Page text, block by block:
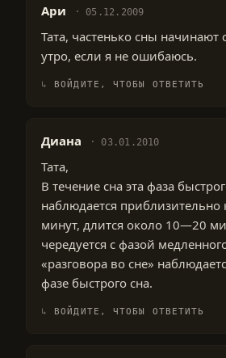
Ари 05.12.2009
Тата, частенько сны начинают
утро, если я не ошибаюсь.
ВОЙДИТЕ, ЧТОБЫ ОТВЕТИТЬ
Диана 03.01.2010
Тата,
В течение сна эта фаза
наблюдается
минут, длится около 10—20
чередуется с фазой
«разговора во сне»
фазе быстрого сна.
ВОЙДИТЕ, ЧТОБЫ ОТВЕТИТЬ